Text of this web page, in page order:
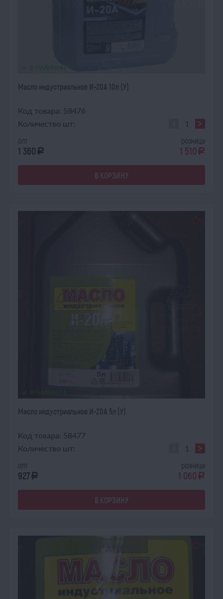
В НАЛИЧИИ
Масло индустриальное И-20А 10л (У)
Код товара: 58476
Количество шт:
опт
1 360 a
розница
1 510 a
В КОРЗИНУ
Масло индустриальное И-20А 5л (У)
Код товара: 58477
Количество шт:
опт
927a
розница
1 060 a
В КОРЗИНУ